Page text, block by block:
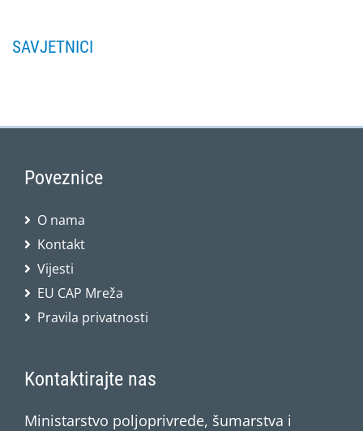
SAVJETNICI
Poveznice
O nama
Kontakt
Vijesti
EU CAP Mreža
Pravila privatnosti
Kontaktirajte nas
Ministarstvo poljoprivrede, šumarstva i